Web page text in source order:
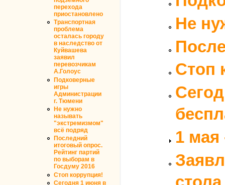
перехода
приостановлено
Транспортная
проблема
осталась городу
в наследство от
Куйвашева
заявил
перевозчикам
А.Голоус
Подковерные
игры
Администрации
г. Тюмени
Не нужно
называть
"экстремизмом"
всё подряд
Последний
итоговый опрос.
Рейтинг партий
по выборам в
Госдуму 2016
Стоп коррупция!
Сегодня 1 июня в
Не
Стоп
1 мая